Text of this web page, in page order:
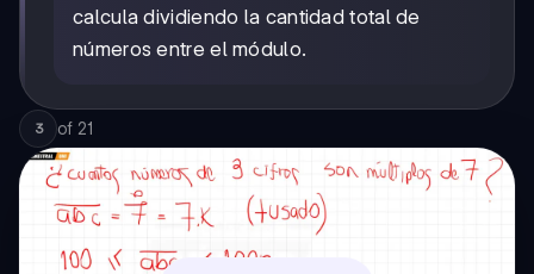
calcula dividiendo la cantidad total de
números entre el módulo.
3 of 21